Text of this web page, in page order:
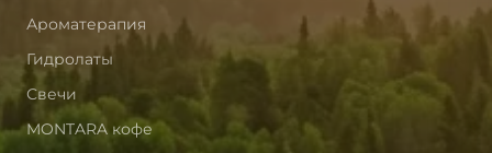
Ароматерапия
Гидролаты
Свечи
MONTARA кофе